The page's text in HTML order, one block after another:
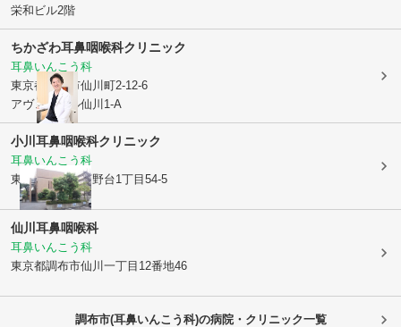
栄和ビル2階
ちかざわ耳鼻咽喉科クリニック
耳鼻いんこう科
東京都調布市仙川町2-12-6
アヴェニール仙川1-A
小川耳鼻咽喉科クリニック
耳鼻いんこう科
東京都調布市菊野台1丁目54-5
仙川耳鼻咽喉科
耳鼻いんこう科
東京都調布市仙川一丁目12番地46
調布市(耳鼻いんこう科)の病院・クリニック一覧